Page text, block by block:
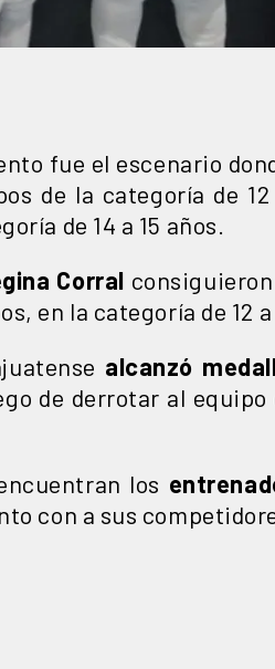
fue el escenario
de la categoría de
de 14 a 15 años.
Corral
en la categoría de 12 a
alcanzó
de derrotar al
los
con a sus